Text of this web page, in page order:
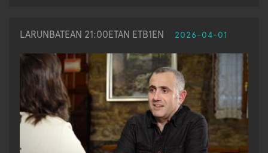
LARUNBATEAN 21:00ETAN ETB1EN 2026-04-01